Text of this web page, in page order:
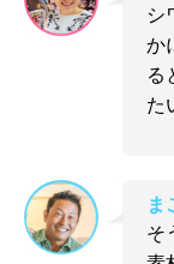
シ
か
る
た
ま
そ